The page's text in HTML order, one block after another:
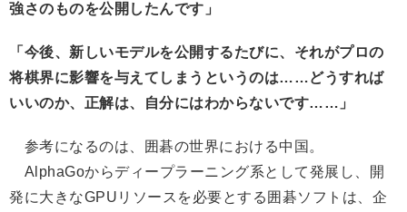
強さのものを公開したんです」
「今後、新しいモデルを公開するたびに、それがプロの
将棋界に影響を与えてしまうというのは……どうすれば
いいのか、正解は、自分にはわからないです……」
参考になるのは、囲碁の世界における中国。
AlphaGoからディープラーニング系として発展し、開
発に大きなGPUリソースを必要とする囲碁ソフトは、企